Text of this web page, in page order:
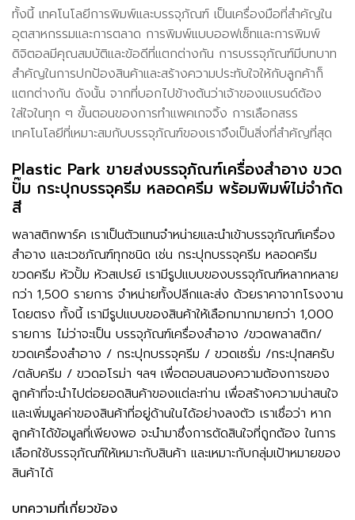
ทั้งนี้ เทคโนโลยีการพิมพ์และบรรจุภัณฑ์ เป็นเครื่องมือที่สำคัญใน
อุตสาหกรรมและการตลาด การพิมพ์แบบออฟเซ็ทและการพิมพ์
ดิจิตอลมีคุณสมบัติและข้อดีที่แตกต่างกัน การบรรจุภัณฑ์มีบทบาท
สำคัญในการปกป้องสินค้าและสร้างความประทับใจให้กับลูกค้าก็
แตกต่างกัน ดังนั้น จากที่บอกไปข้างต้นว่าเจ้าของแบรนด์ต้อง
ใส่ใจในทุก ๆ ขั้นตอนของการทำแพคเกจจิ้ง การเลือกสรร
เทคโนโลยีที่เหมาะสมกับบรรจุภัณฑ์ของเราจึงเป็นสิ่งที่สำคัญที่สุด
Plastic Park ขายส่งบรรจุภัณฑ์เครื่องสำอาง ขวด
ปั๊ม กระปุกบรรจุครีม หลอดครีม พร้อมพิมพ์ไม่จำกัด
สี
พลาสติกพาร์ค เราเป็นตัวแทนจำหน่ายและนำเข้าบรรจุภัณฑ์เครื่อง
สำอาง และเวชภัณฑ์ทุกชนิด เช่น กระปุกบรรจุครีม หลอดครีม
ขวดครีม หัวปั้ม หัวสเปรย์ เรามีรูปแบบของบรรจุภัณฑ์หลากหลาย
กว่า 1,500 รายการ จำหน่ายทั้งปลีกและส่ง ด้วยราคาจากโรงงาน
โดยตรง ทั้งนี้ เรามีรูปแบบของสินค้าให้เลือกมากมายกว่า 1,000
รายการ ไม่ว่าจะเป็น บรรจุภัณฑ์เครื่องสำอาง /ขวดพลาสติก/
ขวดเครื่องสำอาง / กระปุกบรรจุครีม / ขวดเซรั่ม /กระปุกสครับ
/ตลับครีม / ขวดอโรม่า ฯลฯ เพื่อตอบสนองความต้องการของ
ลูกค้าที่จะนำไปต่อยอดสินค้าของแต่ละท่าน เพื่อสร้างความน่าสนใจ
และเพิ่มมูลค่าของสินค้าที่อยู่ด้านในได้อย่างลงตัว เราเชื่อว่า หาก
ลูกค้าได้ข้อมูลที่เพียงพอ จะนำมาซึ่งการตัดสินใจที่ถูกต้อง ในการ
เลือกใช้บรรจุภัณฑ์ให้เหมาะกับสินค้า และเหมาะกับกลุ่มเป้าหมายของ
สินค้าได้
บทความที่เกี่ยวข้อง